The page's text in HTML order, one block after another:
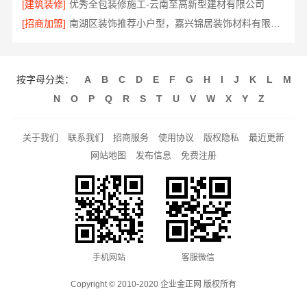
[建筑装修] 优秀全包装修施工-云南至高新型建材有限公司
[招商加盟]
按字母分类： A B C D E F G H I J K L
M
N
O P Q R S T U V W X Y Z
关于我们 联系我们 招商服务 使用协议 版权隐私
最近更新
网站地图
发布信息 免费注册
手机网站 客服微信
Copyright © 2010-2020 企业金正网 版权所有